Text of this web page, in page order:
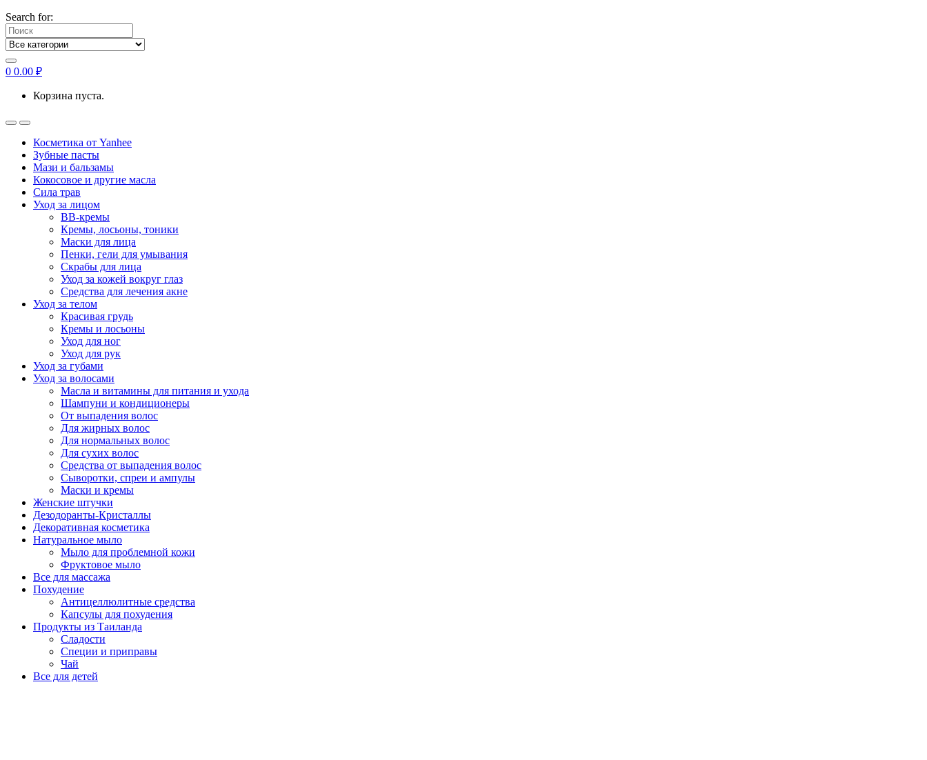
Search for:
0 0.00 ₽
Корзина пуста.
Косметика от Yanhee
Зубные пасты
Мази и бальзамы
Кокосовое и другие масла
Сила трав
Уход за лицом
BB-кремы
Кремы, лосьоны, тоники
Маски для лица
Пенки, гели для умывания
Скрабы для лица
Уход за кожей вокруг глаз
Средства для лечения акне
Уход за телом
Красивая грудь
Кремы и лосьоны
Уход для ног
Уход для рук
Уход за губами
Уход за волосами
Масла и витамины для питания и ухода
Шампуни и кондиционеры
От выпадения волос
Для жирных волос
Для нормальных волос
Для сухих волос
Средства от выпадения волос
Сыворотки, спреи и ампулы
Маски и кремы
Женские штучки
Дезодоранты-Кристаллы
Декоративная косметика
Натуральное мыло
Мыло для проблемной кожи
Фруктовое мыло
Все для массажа
Похудение
Антицеллюлитные средства
Капсулы для похудения
Продукты из Таиланда
Сладости
Специи и приправы
Чай
Все для детей